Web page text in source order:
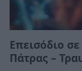
Επεισόδιο
Πάτρας –